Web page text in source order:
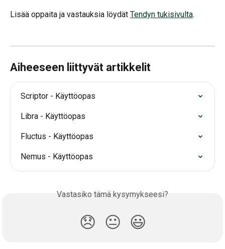
Lisää oppaita ja vastauksia löydät Tendyn tukisivulta.
Aiheeseen liittyvät artikkelit
Scriptor - Käyttöopas
Libra - Käyttöopas
Fluctus - Käyttöopas
Nemus - Käyttöopas
Vastasiko tämä kysymykseesi?
😞 😐 😃